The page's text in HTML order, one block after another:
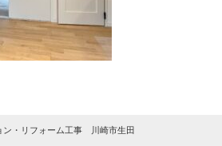
ン・リフォーム工事 川崎市生田